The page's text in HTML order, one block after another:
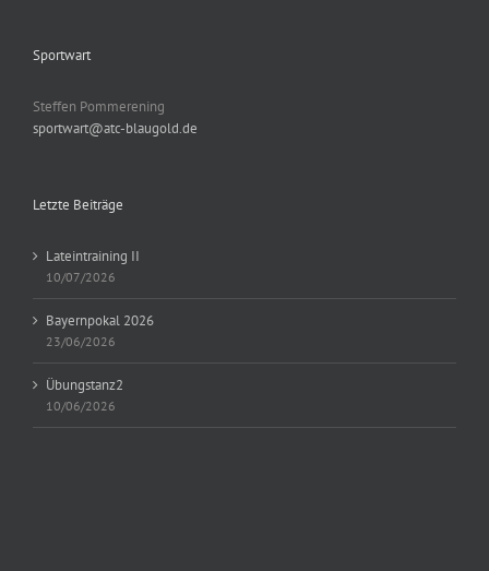
Sportwart
Steffen Pommerening
sportwart@atc-blaugold.de
Letzte Beiträge
Lateintraining II
10/07/2026
Bayernpokal 2026
23/06/2026
Übungstanz2
10/06/2026